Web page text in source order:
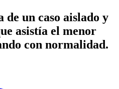
de un caso aislado y
asistía el menor
con normalidad.